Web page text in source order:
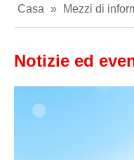
Casa » Mezzi di
Notizie ed